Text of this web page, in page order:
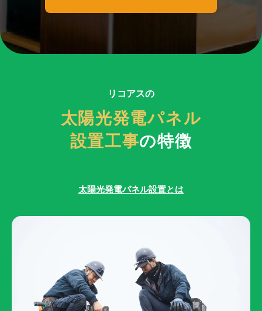
リコアスの
太陽光発電パネル
設置工事の特徴
太陽光発電パネル設置とは